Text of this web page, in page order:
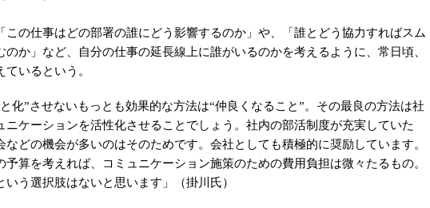
この仕事はどの部署の誰にどう影響するのか」や、「誰とどう協力すればスム
のか」など、自分の仕事の延長線上に誰がいるのかを考えるように、常日頃、
ているという。
と化”させないもっとも効果的な方法は“仲良くなること”。その最良の方法は社
ニケーションを活性化させることでしょう。社内の部活制度が充実していた
などの機会が多いのはそのためです。会社としても積極的に奨励しています。
予算を考えれば、コミュニケーション施策のための費用負担は微々たるもの。
いう選択肢はないと思います」（掛川氏）